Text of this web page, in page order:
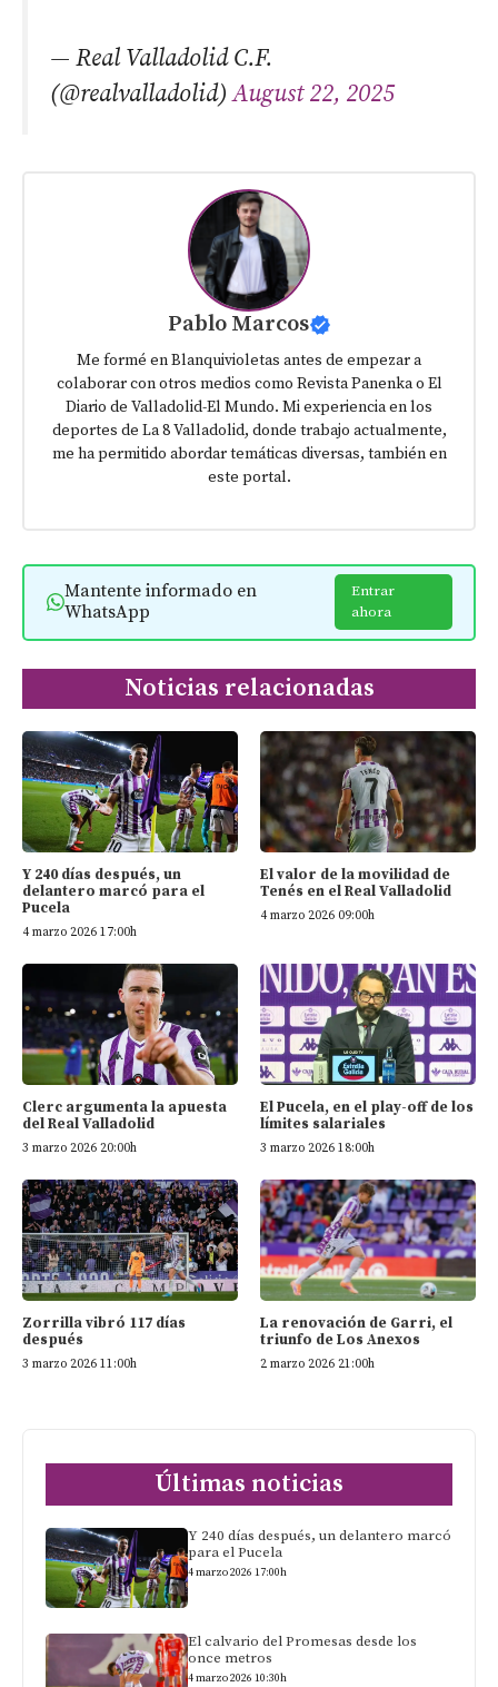
— Real Valladolid C.F.
(@realvalladolid)August 22, 2025
Pablo Marcos
Me formé en Blanquivioletas antes de empezar a
colaborar con otros medios como Revista Panenka o El
Diario de Valladolid-El Mundo. Mi experiencia en los
deportes de La 8 Valladolid, donde trabajo actualmente,
me ha permitido abordar temáticas diversas, también en
este portal.
Mantente informado en
WhatsApp
Entrar
ahora
Noticias relacionadas
Y 240 días después, un
delantero marcó para el
Pucela
4 marzo 2026 17:00h
El valor de la movilidad de
Tenés en el Real Valladolid
4 marzo 2026 09:00h
Clerc argumenta la apuesta
del Real Valladolid
3 marzo 2026 20:00h
El Pucela, en el play-off de los
límites salariales
3 marzo 2026 18:00h
Zorrilla vibró 117 días
después
3 marzo 2026 11:00h
La renovación de Garri, el
triunfo de Los Anexos
2 marzo 2026 21:00h
Últimas noticias
Y 240 días después, un delantero marcó
para el Pucela
4 marzo 2026 17:00h
El calvario del Promesas desde los
once metros
4 marzo 2026 10:30h